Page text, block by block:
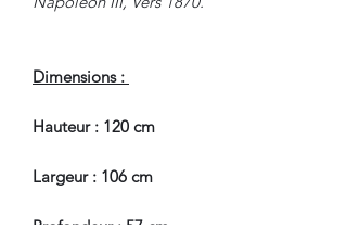
Dimensions :
Hauteur : 120 cm
Largeur : 106 cm
Profondeur : 57 cm